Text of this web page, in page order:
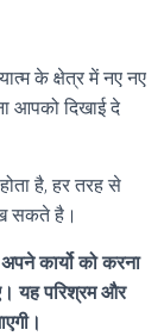
के क्षेत्र में नए नए
आपको दिखाई दे
है, हर तरह से
सकते है।
कार्यो को करना
यह परिश्रम और